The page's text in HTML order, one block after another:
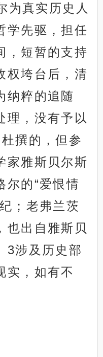
为真实历史人
学先驱，担任
，短暂的支持
权垮台后，清
纳粹的追随
理，没有予以
撰的，但参
家雅斯贝尔斯
尔的“爱恨情
；老弗兰茨
也出自雅斯贝
3涉及历史部
实，如有不